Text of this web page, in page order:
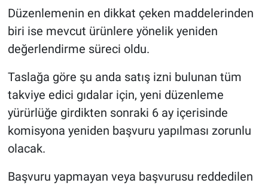
Düzenlemenin en dikkat çeken maddelerinden
biri ise mevcut ürünlere yönelik yeniden
değerlendirme süreci oldu.
Taslağa göre şu anda satış izni bulunan tüm
takviye edici gıdalar için, yeni düzenleme
yürürlüğe girdikten sonraki 6 ay içerisinde
komisyona yeniden başvuru yapılması zorunlu
olacak.
Başvuru yapmayan veya başvurusu reddedilen